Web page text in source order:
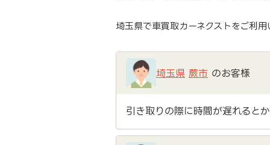
埼玉県で車買取カーネクストをご利
埼玉県 蕨市 のお客様
引き取りの際に時間が遅れると